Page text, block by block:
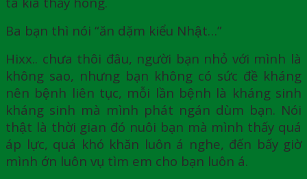
Ba bạn thì nói “ăn dặm kiểu Nhật…”
Hixx.. chưa thôi đâu, người bạn nhỏ với mình là
không sao, nhưng bạn không có sức đề kháng
nên bệnh liên tục, mỗi lần bệnh là kháng sinh
kháng sinh mà mình phát ngán dùm bạn. Nói
thật là thời gian đó nuôi bạn mà mình thấy quá
áp lực, quá khó khăn luôn á nghe, đến bấy giờ
mình ớn luôn vụ tìm em cho bạn luôn á.